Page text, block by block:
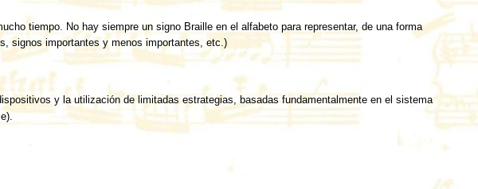
tiempo. No hay siempre un signo Braille en el alfabeto para representar, de una forma
signos importantes y menos importantes, etc.)
y la utilización de limitadas estrategias, basadas fundamentalmente en el sistema